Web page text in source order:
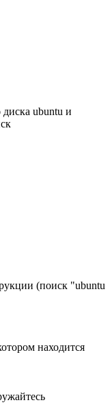
диска ubuntu и
(поиск "ubuntu
находится